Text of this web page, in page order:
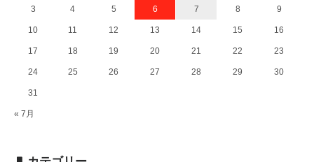
« 7月
3 4 5 6 7 8 9
10 11 12 13 14 15 16
17 18 19 20 21 22 23
24 25 26 27 28 29 30
31